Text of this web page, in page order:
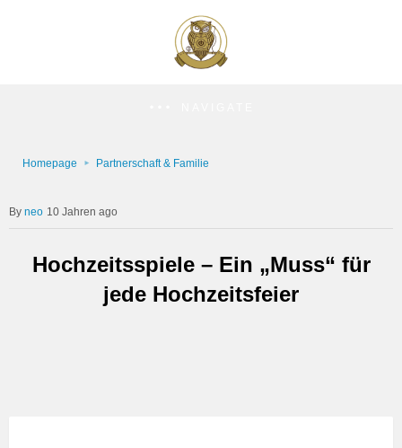
Homepage Partnerschaft & Familie
neo 10 Jahren ago
Hochzeitsspiele – Ein „Muss“ für
jede Hochzeitsfeier